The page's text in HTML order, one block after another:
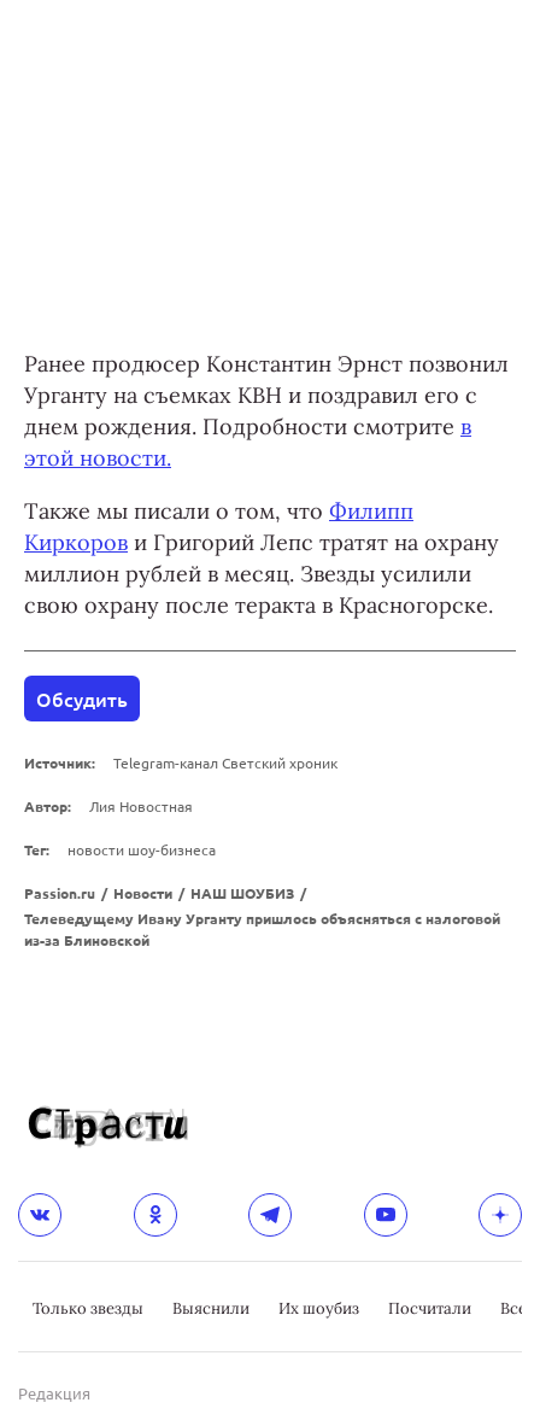
Ранее продюсер Константин Эрнст позвонил
Урганту на съемках КВН и поздравил его с
днем рождения. Подробности смотрите в
этой новости.
Также мы писали о том, что Филипп
Киркоров и Григорий Лепс тратят на охрану
миллион рублей в месяц. Звезды усилили
свою охрану после теракта в Красногорске.
Обсудить
Источник: Telegram-канал Светский хроник
Автор: Лия Новостная
Тег: новости шоу-бизнеса
Passion.ru / Новости / НАШ ШОУБИЗ /
Телеведущему Ивану Урганту пришлось объясняться с налоговой
из-за Блиновской
Только звезды Выяснили Их шоубиз Посчитали
Редакция